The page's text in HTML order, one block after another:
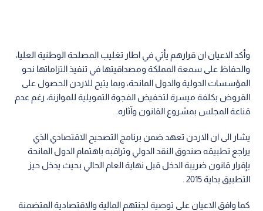
وأكد الاعيان ان قرارهم يأتي في اطار تغليب المصلحة الوطنية العليا،
والحفاظ على سمعة المملكة ومصداقيتها في تنفيذ التزاماتها نحو
المؤسسات الدولية والدول المانحة، وبما يتيح للاردن الحصول على
القروض بكلفة ميسرة لتخفيض الفجوة التمويلية للموازنة، رغم عدم
قناعة المجلس بمشروع القانون وآثاره.
يشار الى ان الاردن تعهد ضمن برنامج التصحيح الاقتصادي الذي
يراجع تطبيقه صندوق النقد الدولي وتراقبه باهتمام الدول المانحة
بإقرار قانون ضريبة الدخل قبل نهاية العام الحالي بحيث يدخل حيز
التطبيق بداية 2015 .
كما وافق الاعيان على توصية لجنتهم المالية والاقتصادية المتضمنة